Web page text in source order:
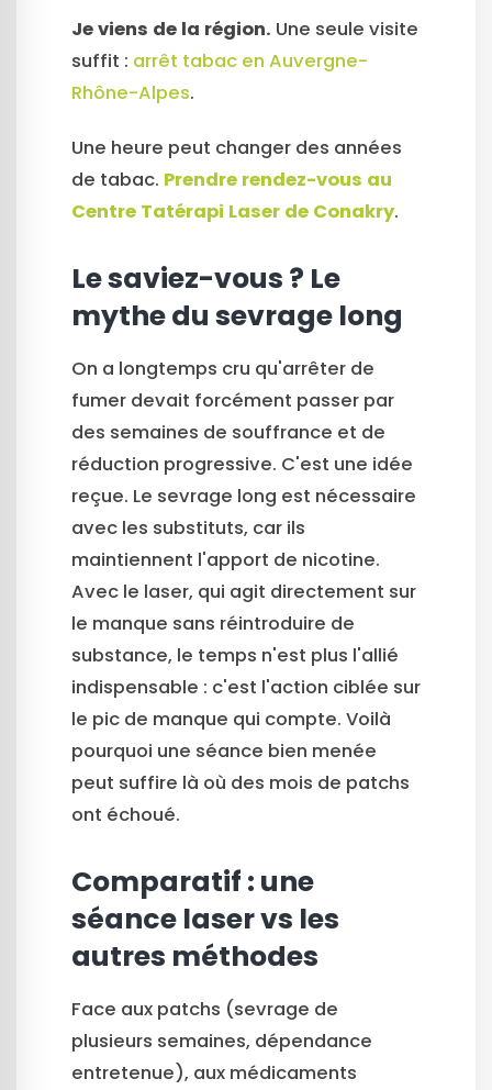
Je viens de la région. Une seule visite
suffit : arrêt tabac en Auvergne-
Rhône-Alpes.
Une heure peut changer des années
de tabac. Prendre rendez-vous au
Centre Tatérapi Laser de Conakry.
Le saviez-vous ? Le
mythe du sevrage long
On a longtemps cru qu'arrêter de
fumer devait forcément passer par
des semaines de souffrance et de
réduction progressive. C'est une idée
reçue. Le sevrage long est nécessaire
avec les substituts, car ils
maintiennent l'apport de nicotine.
Avec le laser, qui agit directement sur
le manque sans réintroduire de
substance, le temps n'est plus l'allié
indispensable : c'est l'action ciblée sur
le pic de manque qui compte. Voilà
pourquoi une séance bien menée
peut suffire là où des mois de patchs
ont échoué.
Comparatif : une
séance laser vs les
autres méthodes
Face aux patchs (sevrage de
plusieurs semaines, dépendance
entretenue), aux médicaments